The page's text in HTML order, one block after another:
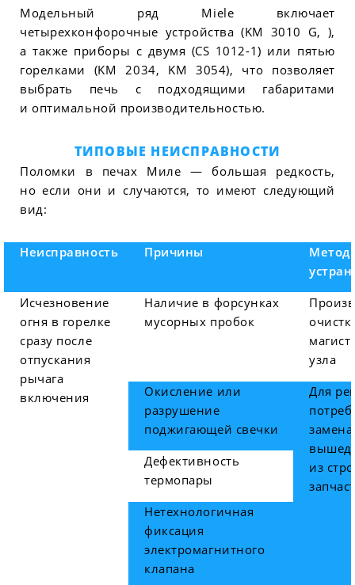
Модельный ряд Miele включает
четырехконфорочные устройства (KM 3010 G, ),
а также приборы с двумя (CS 1012-1) или пятью
горелками (KM 2034, KM 3054), что позволяет
выбрать печь с подходящими габаритами
и оптимальной производительностью.
ТИПОВЫЕ НЕИСПРАВНОСТИ
Поломки в печах Миле — большая редкость,
но если они и случаются, то имеют следующий
вид:
Неисправность Причины
Исчезновение
огня в горелке
сразу после
отпускания
рычага
включения
Наличие в форсунках
мусорных пробок
узла
Окисление или
разрушение
поджигающей свечки
Для
замена
из
Дефективность
термопары
Нетехнологичная
фиксация
электромагнитного
клапана